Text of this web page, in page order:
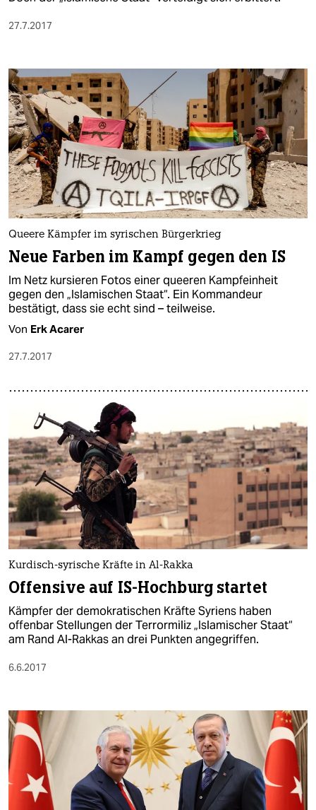
27.7.2017
Queere Kämpfer im syrischen Bürgerkrieg
Neue Farben im Kampf gegen den IS
Im Netz kursieren Fotos einer queeren Kampfeinheit
gegen den „Islamischen Staat“. Ein Kommandeur
bestätigt, dass sie echt sind – teilweise.
Von Erk Acarer
27.7.2017
Kurdisch-syrische Kräfte in Al-Rakka
Offensive auf IS-Hochburg startet
Kämpfer der demokratischen Kräfte Syriens haben
offenbar Stellungen der Terrormiliz „Islamischer Staat“
am Rand Al-Rakkas an drei Punkten angegriffen.
6.6.2017